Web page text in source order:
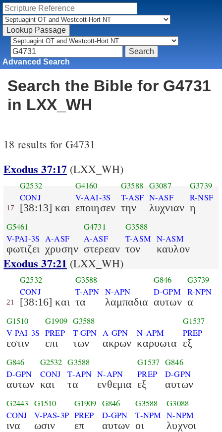
Advanced Search
Search the Bible for G4731
in LXX_WH
18 results for G4731
Exodus 37:17 (LXX_WH)
17
G2532
CONJ
[38:13] και
G4160
V-AAI-3S
εποιησεν
G3588
T-ASF
την
G3087
N-ASF
λυχνιαν
G3739
R-NSF
η
G5461
V-PAI-3S
φωτιζει
A-ASF
χρυσην
G4731
A-ASF
στερεαν
G3588
T-ASM
τον
N-ASM
καυλον
Exodus 37:21 (LXX_WH)
21
G2532
CONJ
[38:16] και
G3588
T-APN
τα
N-APN
λαμπαδια
G846
D-GPM
αυτων
G3739
R-NPN
α
G1510
V-PAI-3S
εστιν
G1909
PREP
επι
G3588
T-GPN
των
A-GPN
ακρων
N-APM
καρυωτα
G1537
PREP
εξ
G846
D-GPN
αυτων
G2532
CONJ
και
G3588
T-APN
τα
N-APN
ενθεμια
G1537
PREP
εξ
G846
D-GPN
αυτων
G2443
CONJ
ινα
G1510
V-PAS-3P
ωσιν
G1909
PREP
επ
G846
D-GPN
αυτων
G3588
T-NPM
οι
G3088
N-NPM
λυχνοι